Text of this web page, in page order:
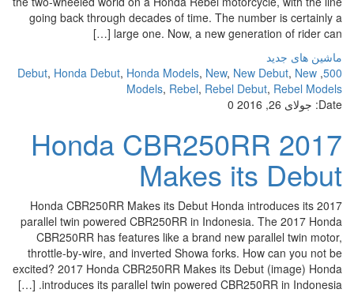
going back through decades of time. The number is certainly a
large one. Now, a new generation of rider can […]
ماشین های جدید
500
,
Debut,Honda Debut,Honda Models,New,New Debut,New
Models,Rebel,Rebel Debut,Rebel Models
Date: جولای 26, 2016 0
2017 Honda CBR250RR
Makes its Debut
2017 Honda CBR250RR Makes its Debut Honda introduces its
parallel twin powered CBR250RR in Indonesia. The 2017 Honda
CBR250RR has features like a brand new parallel twin motor,
throttle-by-wire, and inverted Showa forks. How can you not be
excited? 2017 Honda CBR250RR Makes its Debut (image) Honda
introduces its parallel twin powered CBR250RR in Indonesia. […]